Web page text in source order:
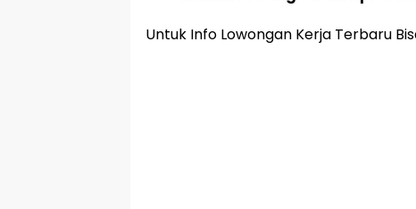
Untuk Info Lowongan Kerja Terbaru